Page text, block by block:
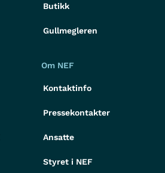
Butikk
Gullmegleren
Om NEF
Kontaktinfo
Pressekontakter
Ansatte
Styret i NEF